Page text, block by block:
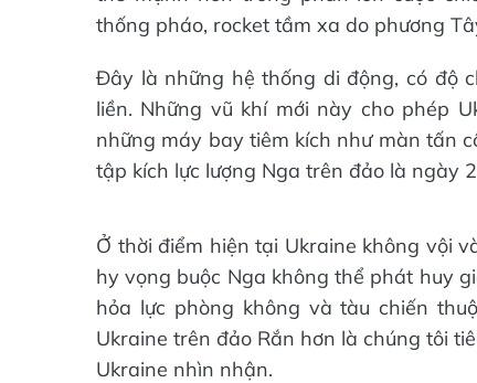
thống pháo, rocket tầm xa do phương
Đây là những hệ thống di động, có độ
liền. Những vũ khí mới này cho phép
những máy bay tiêm kích như màn tấn
tập kích lực lượng Nga trên đảo là ngày
Ở thời điểm hiện tại Ukraine không vội
hy vọng buộc Nga không thể phát huy
hỏa lực phòng không và tàu chiến
Ukraine trên đảo Rắn hơn là chúng tôi
Ukraine nhìn nhận.